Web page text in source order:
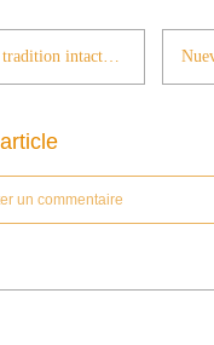
Juan Gargallo, la tradition intacte (2)
un commentaire